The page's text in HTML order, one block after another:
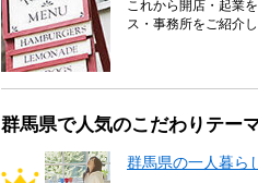
これから開店・起業
ス・事務所をご紹介
群馬県で人気のこだわりテー
群馬県の一人暮ら